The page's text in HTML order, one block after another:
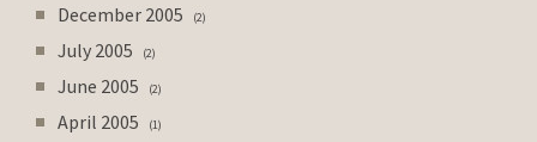
December 2005 2
July 2005 2
June 2005 2
April 2005 1